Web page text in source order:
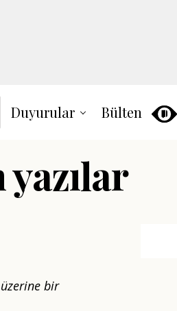
Duyurular Bülten
üzerine bir